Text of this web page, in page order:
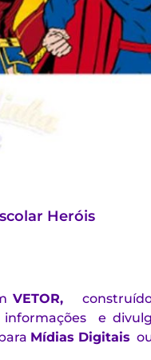
Heróis
VETOR,
e
Mídias Digitais